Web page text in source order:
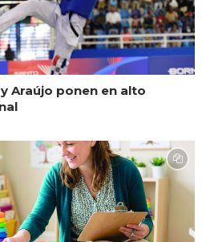
Araújo ponen en alto